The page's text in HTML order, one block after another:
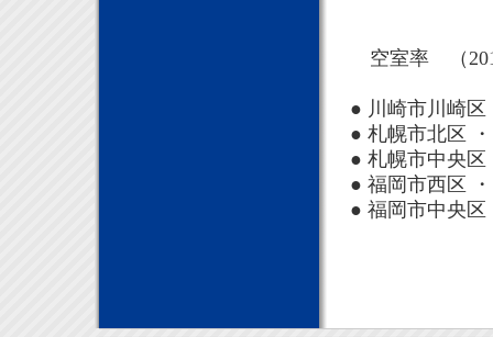
空室率 （
● 川崎市川崎区
● 札幌市北区
● 札幌市中央区
● 福岡市西区
● 福岡市中央区